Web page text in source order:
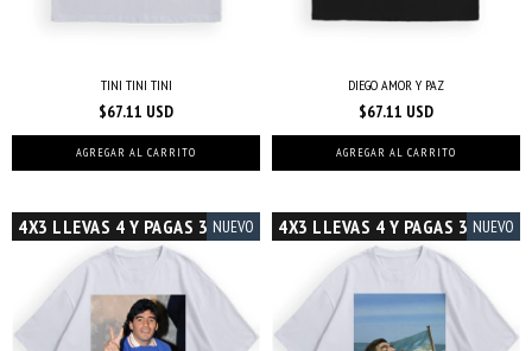
TINI TINI TINI
$67.11 USD
AGREGAR AL CARRITO
DIEGO AMOR Y PAZ
$67.11 USD
AGREGAR AL CARRITO
4X3 LLEVAS 4 Y PAGAS 3 NUEVO 4X3 LLEVAS 4 Y PAGAS 3 NUEVO